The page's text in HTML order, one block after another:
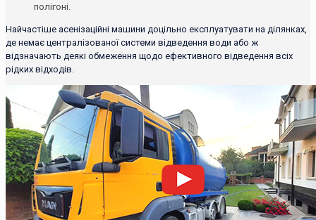
полігоні.
Найчастіше асенізаційні машини доцільно експлуатувати на ділянках,
де немає централізованої системи відведення води або ж
відзначають деякі обмеження щодо ефективного відведення всіх
рідких відходів.